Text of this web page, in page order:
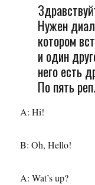
Нужен
котором
и один
него есть
По пять
A: Hi!
B: Oh, Hello!
A: Wat’s up?